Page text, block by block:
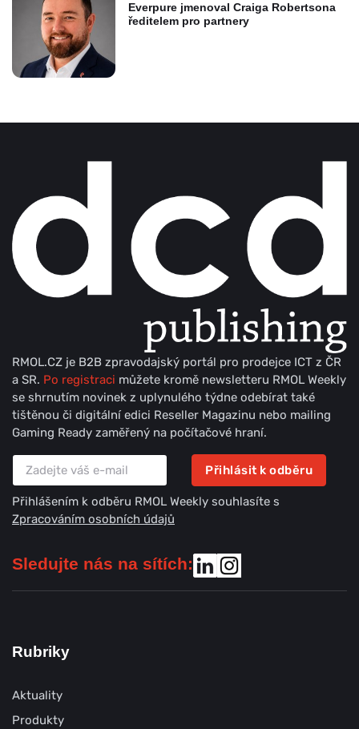
Everpure jmenoval Craiga Robertsona
ředitelem pro partnery
RMOL.CZ je B2B zpravodajský portál pro prodejce ICT z ČR
a SR. Po registraci můžete kromě newsletteru RMOL Weekly
se shrnutím novinek z uplynulého týdne odebírat také
tištěnou či digitální edici Reseller Magazinu nebo mailing
Gaming Ready zaměřený na počítačové hraní.
Přihlásit k odběru
Přihlášením k odběru RMOL Weekly souhlasíte s
Zpracováním osobních údajů
Sledujte nás na sítích:
Rubriky
Aktuality
Produkty